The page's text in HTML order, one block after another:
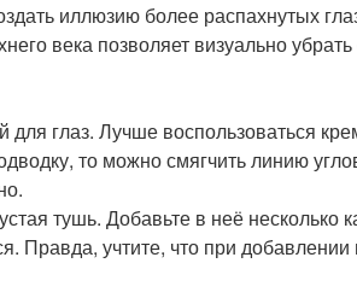
иллюзию более распахнутых
века позволяет визуально
для глаз. Лучше воспользоваться
то можно смягчить линию
тушь. Добавьте в неё несколько
Правда, учтите, что при